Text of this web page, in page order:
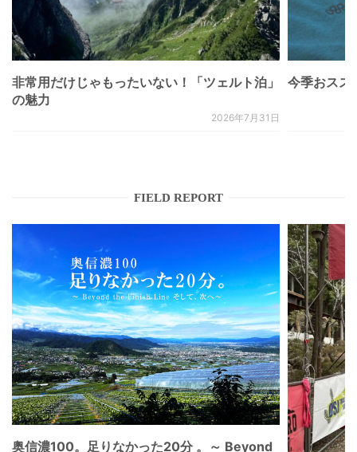
非常用だけじゃもったいない！「ツェルト泊」
の魅力
2026年7月31日
今季おスス
FIELD REPORT
奥信濃100。足りなかった20分 。～ Beyond